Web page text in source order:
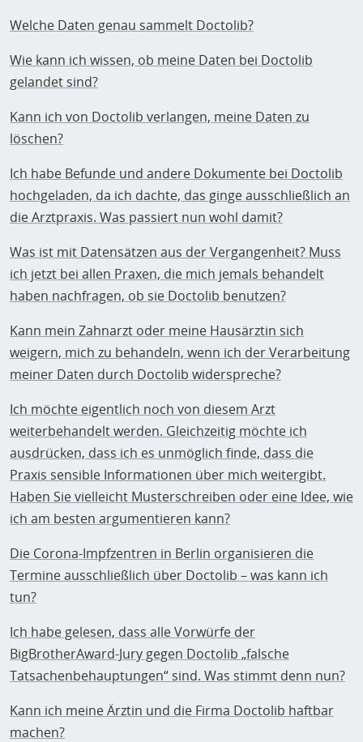
Welche Daten genau sammelt Doctolib?
Wie kann ich wissen, ob meine Daten bei Doctolib
gelandet sind?
Kann ich von Doctolib verlangen, meine Daten zu
löschen?
Ich habe Befunde und andere Dokumente bei Doctolib
hochgeladen, da ich dachte, das ginge ausschließlich an
die Arztpraxis. Was passiert nun wohl damit?
Was ist mit Datensätzen aus der Vergangenheit? Muss
ich jetzt bei allen Praxen, die mich jemals behandelt
haben nachfragen, ob sie Doctolib benutzen?
Kann mein Zahnarzt oder meine Hausärztin sich
weigern, mich zu behandeln, wenn ich der Verarbeitung
meiner Daten durch Doctolib widerspreche?
Ich möchte eigentlich noch von diesem Arzt
weiterbehandelt werden. Gleichzeitig möchte ich
ausdrücken, dass ich es unmöglich finde, dass die
Praxis sensible Informationen über mich weitergibt.
Haben Sie vielleicht Musterschreiben oder eine Idee, wie
ich am besten argumentieren kann?
Die Corona-Impfzentren in Berlin organisieren die
Termine ausschließlich über Doctolib – was kann ich
tun?
Ich habe gelesen, dass alle Vorwürfe der
BigBrotherAward-Jury gegen Doctolib „falsche
Tatsachenbehauptungen“ sind. Was stimmt denn nun?
Kann ich meine Ärztin und die Firma Doctolib haftbar
machen?